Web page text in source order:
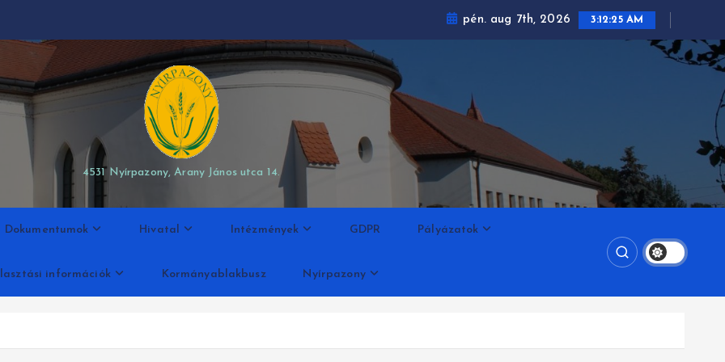
pén. aug 7th, 2026 3:12:25 AM
4531 Nyírpazony, Arany János utca 14.
Dokumentumok Hivatal Intézmények GDPR Pályázatok
információk Kormányablakbusz Nyírpazony